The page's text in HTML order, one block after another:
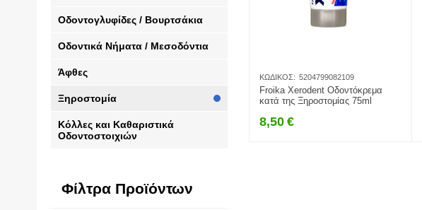
ΚΩΔΙΚΌΣ: 5204799082109
Froika Xerodent Οδοντόκρεμα
κατά της Ξηροστομίας 75ml
8,50 €
Οδοντογλυφίδες / Βουρτσάκια
Οδοντικά Νήματα / Μεσοδόντια
Άφθες
Ξηροστομία
Κόλλες και Καθαριστικά
Οδοντοστοιχιών
Φίλτρα Προϊόντων